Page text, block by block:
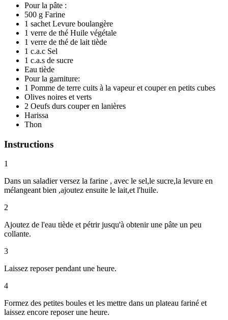
Pour la pâte :
500 g Farine
1 sachet Levure boulangère
1 verre de thé Huile végétale
1 verre de thé de lait tiède
1 c.a.c Sel
1 c.a.s de sucre
Eau tiède
Pour la garniture:
1 Pomme de terre cuits à la vapeur et couper en petits cubes
Olives noires et verts
2 Oeufs durs couper en lanières
Harissa
Thon
Instructions
1
Dans un saladier versez la farine , avec le sel,le sucre,la levure en
mélangeant bien ,ajoutez ensuite le lait,et l'huile.
2
Ajoutez de l'eau tiède et pétrir jusqu'à obtenir une pâte un peu
collante.
3
Laissez reposer pendant une heure.
4
Formez des petites boules et les mettre dans un plateau fariné et
laissez encore reposer une heure.